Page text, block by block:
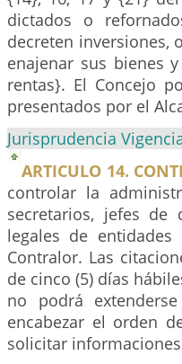
dictados o
decreten inversiones,
enajenar sus bienes
rentas}. El Concejo
presentados por el
Jurisprudencia
ARTICULO 14.
controlar la
secretarios, jefes de
legales de
Contralor. Las
de cinco (5) días
no podrá
encabezar el orden
solicitar